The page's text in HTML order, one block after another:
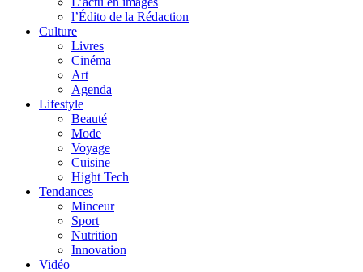
l’Édito de la Rédaction
Culture
Livres
Cinéma
Art
Agenda
Lifestyle
Beauté
Mode
Voyage
Cuisine
Hight Tech
Tendances
Minceur
Sport
Nutrition
Innovation
Vidéo